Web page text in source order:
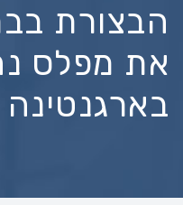
הבצורת
את מפלס
בארגנטינה